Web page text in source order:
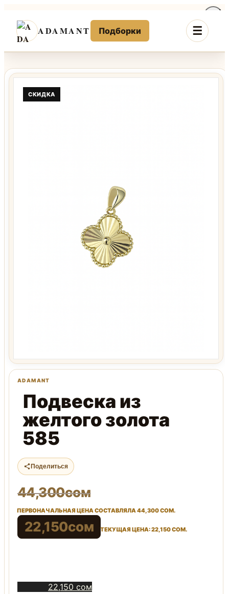
содержимому
ADAMANT Подборки
СКИДКА
Подвеска из
желтого золота
585
Поделиться
44,300сом
ПЕРВОНАЧАЛЬНАЯ ЦЕНА СОСТАВЛЯЛА 44,300 СОМ.
22,150сом ТЕКУЩАЯ ЦЕНА: 22,150 СОМ.
22,150 сом